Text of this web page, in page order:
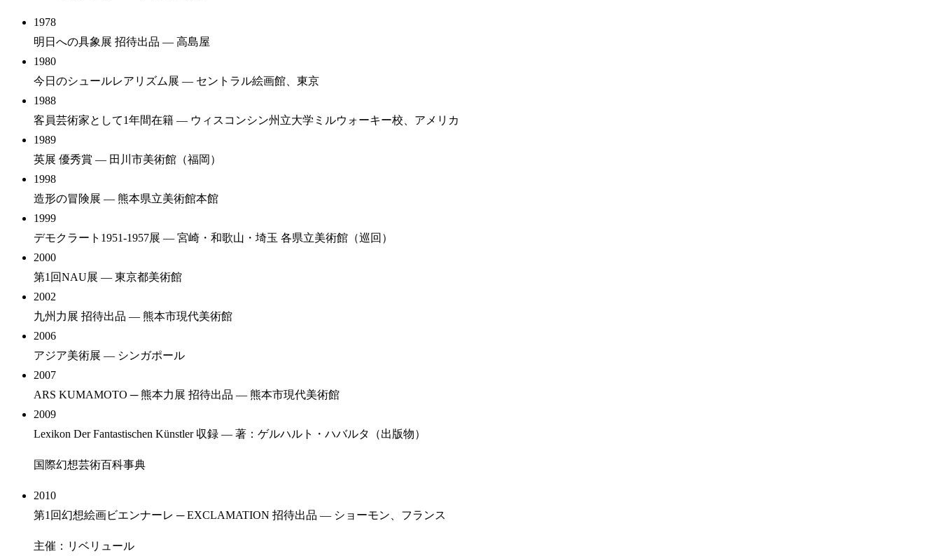
1978
明日への具象展 招待出品 — 高島屋
1980
今日のシュールレアリズム展 — セントラル絵画館、東京
1988
客員芸術家として1年間在籍 — ウィスコンシン州立大学ミルウォーキー校、アメリカ
1989
英展 優秀賞 — 田川市美術館（福岡）
1998
造形の冒険展 — 熊本県立美術館本館
1999
デモクラート1951-1957展 — 宮崎・和歌山・埼玉 各県立美術館（巡回）
2000
第1回NAU展 — 東京都美術館
2002
九州力展 招待出品 — 熊本市現代美術館
2006
アジア美術展 — シンガポール
2007
ARS KUMAMOTO ─ 熊本力展 招待出品 — 熊本市現代美術館
2009
Lexikon Der Fantastischen Künstler 収録 — 著：ゲルハルト・ハバルタ（出版物）
国際幻想芸術百科事典
2010
第1回幻想絵画ビエンナーレ ─ EXCLAMATION 招待出品 — ショーモン、フランス
主催：リベリュール